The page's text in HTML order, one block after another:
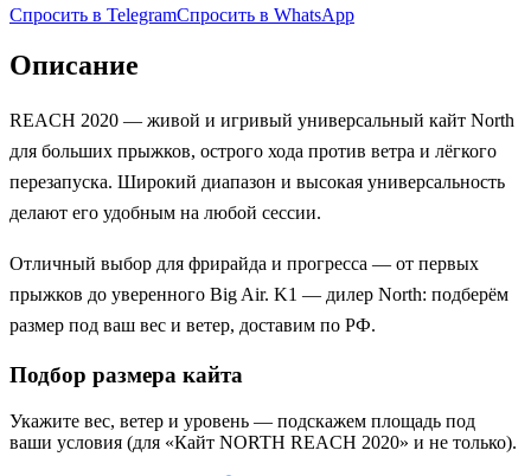
Спросить в TelegramСпросить в WhatsApp
Описание
REACH 2020 — живой и игривый универсальный кайт North
для больших прыжков, острого хода против ветра и лёгкого
перезапуска. Широкий диапазон и высокая универсальность
делают его удобным на любой сессии.
Отличный выбор для фрирайда и прогресса — от первых
прыжков до уверенного Big Air. K1 — дилер North: подберём
размер под ваш вес и ветер, доставим по РФ.
Подбор размера кайта
Укажите вес, ветер и уровень — подскажем площадь под
ваши условия (для «Кайт NORTH REACH 2020» и не только).